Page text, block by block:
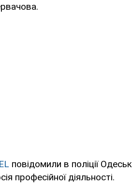
повідомили в поліції
професійної діяльності.